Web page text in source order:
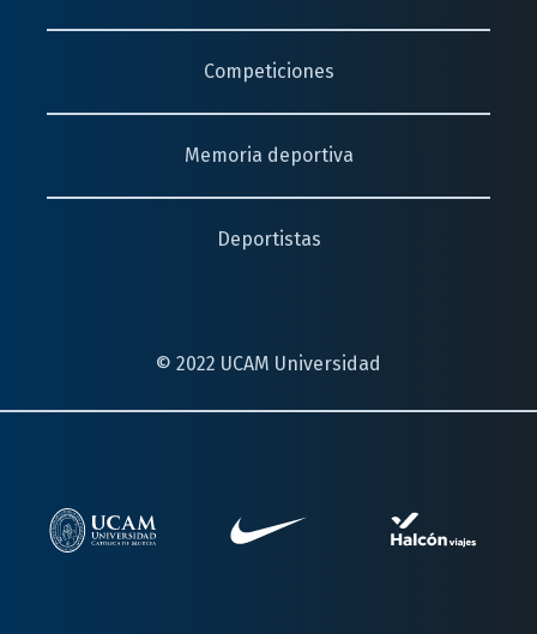
Competiciones
Memoria deportiva
Deportistas
© 2022 UCAM Universidad